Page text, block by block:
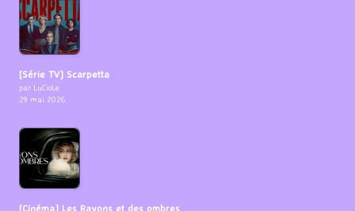
[Série TV] Scarpetta
par LuCioLe
29 mai 2026
[Cinéma] Les Rayons et des ombres